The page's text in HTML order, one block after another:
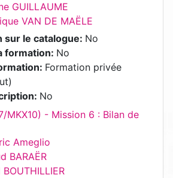
GUILLAUME
VAN DE MAËLE
sur le catalogue: No
formation: No
: Formation privée
: No
MKX10) - Mission 6 : Bilan de
Ameglio
BARAËR